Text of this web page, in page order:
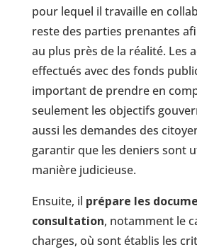
pour lequel il travaille en
reste des parties prenantes
au plus près de la réalité. Les
effectués avec des fonds
important de prendre en
seulement les objectifs
aussi les demandes des
garantir que les deniers sont
manière judicieuse.
Ensuite, il prépare les
consultation, notamment le
charges, où sont établis les